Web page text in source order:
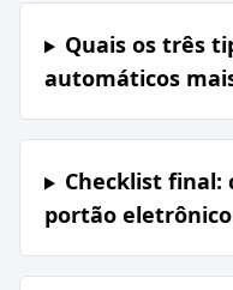
Quais os três
automáticos
Checklist final:
portão